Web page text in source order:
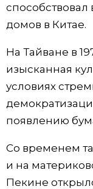
домов в Китае.
На Тайване в
изысканная
условиях
появлению
Со временем
и на
Пекине